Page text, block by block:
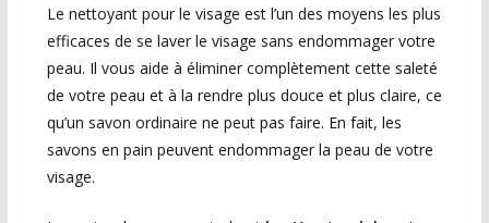
Le nettoyant pour le visage est l’un des moyens les plus
efficaces de se laver le visage sans endommager votre
peau. Il vous aide à éliminer complètement cette saleté
de votre peau et à la rendre plus douce et plus claire, ce
qu’un savon ordinaire ne peut pas faire. En fait, les
savons en pain peuvent endommager la peau de votre
visage.